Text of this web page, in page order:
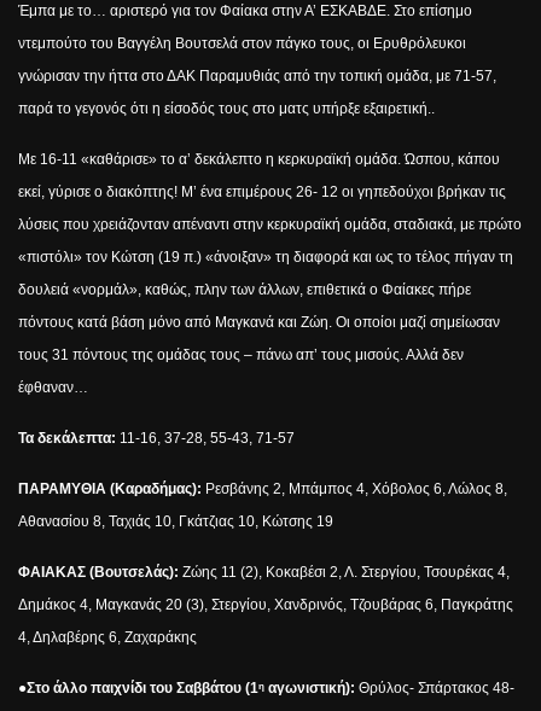
Έμπα με το… αριστερό για τον Φαίακα στην Α’ ΕΣΚΑΒΔΕ. Στο επίσημο
ντεμπούτο του Βαγγέλη Βουτσελά στον πάγκο τους, οι Ερυθρόλευκοι
γνώρισαν την ήττα στο ΔΑΚ Παραμυθιάς από την τοπική ομάδα, με 71-57,
παρά το γεγονός ότι η είσοδός τους στο ματς υπήρξε εξαιρετική..
Με 16-11 «καθάρισε» το α’ δεκάλεπτο η κερκυραϊκή ομάδα. Ώσπου, κάπου
εκεί, γύρισε ο διακόπτης! Μ’ ένα επιμέρους 26- 12 οι γηπεδούχοι βρήκαν τις
λύσεις που χρειάζονταν απέναντι στην κερκυραϊκή ομάδα, σταδιακά, με πρώτο
«πιστόλι» τον Κώτση (19 π.) «άνοιξαν» τη διαφορά και ως το τέλος πήγαν τη
δουλειά «νορμάλ», καθώς, πλην των άλλων, επιθετικά ο Φαίακες πήρε
πόντους κατά βάση μόνο από Μαγκανά και Ζώη. Οι οποίοι μαζί σημείωσαν
τους 31 πόντους της ομάδας τους – πάνω απ’ τους μισούς. Αλλά δεν
έφθαναν…
Τα δεκάλεπτα: 11-16, 37-28, 55-43, 71-57
ΠΑΡΑΜΥΘΙΑ (Καραδήμας): Ρεσβάνης 2, Μπάμπος 4, Χόβολος 6, Λώλος 8,
Αθανασίου 8, Ταχιάς 10, Γκάτζιας 10, Κώτσης 19
ΦΑΙΑΚΑΣ (Βουτσελάς): Ζώης 11 (2), Κοκαβέσι 2, Λ. Στεργίου, Τσουρέκας 4,
Δημάκος 4, Μαγκανάς 20 (3), Στεργίου, Χανδρινός, Τζουβάρας 6, Παγκράτης
4, Δηλαβέρης 6, Ζαχαράκης
●Στο άλλο παιχνίδι του Σαββάτου (1η αγωνιστική): Θρύλος- Σπάρτακος 48-